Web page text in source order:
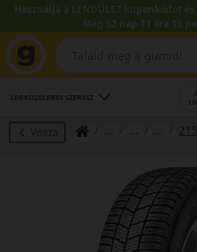
Használja a LENDÜLET kuponkódot
Még 52 nap 11 óra 15
LEGKÖZELEBBI SZERVIZ
Vissza